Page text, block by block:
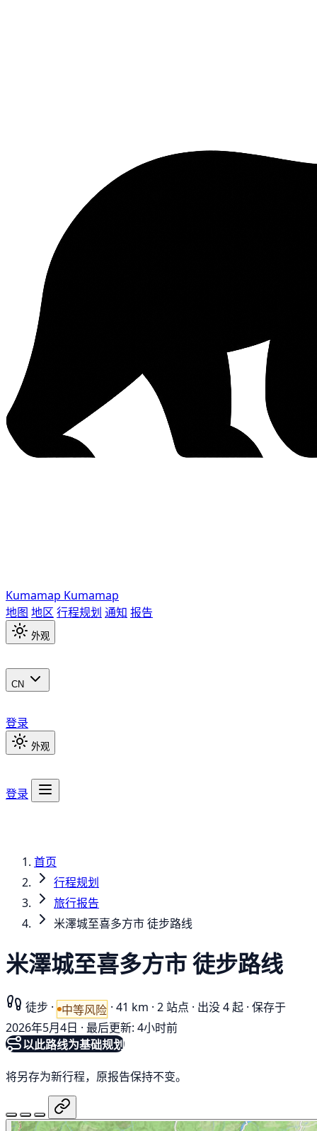
Kumamap Kumamap
地图 地区 行程规划 通知 报告
外观
CN
登录
外观
登录
首页
行程规划
旅行报告
米澤城至喜多方市 徒步路线
米澤城至喜多方市 徒步路线
徒步 · 中等风险 · 41 km · 2 站点 · 出没 4 起 · 保存于
2026年5月4日 · 最后更新: 4小时前
以此路线为基础规划
将另存为新行程，原报告保持不变。